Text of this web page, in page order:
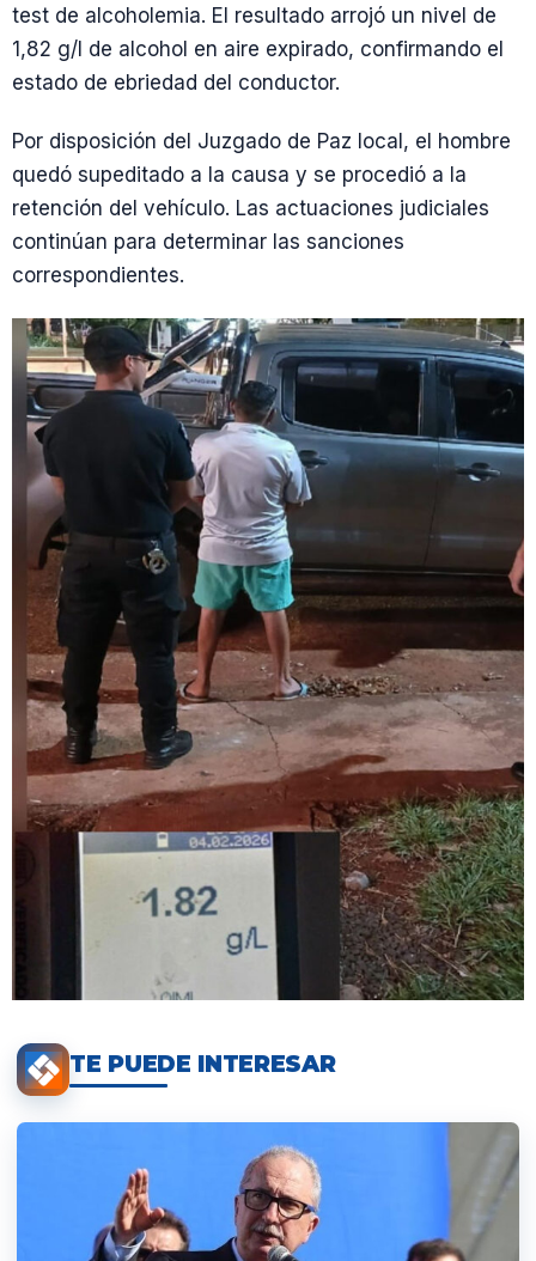
test de alcoholemia. El resultado arrojó un nivel de
1,82 g/l de alcohol en aire expirado, confirmando el
estado de ebriedad del conductor.
Por disposición del Juzgado de Paz local, el hombre
quedó supeditado a la causa y se procedió a la
retención del vehículo. Las actuaciones judiciales
continúan para determinar las sanciones
correspondientes.
TE PUEDE INTERESAR